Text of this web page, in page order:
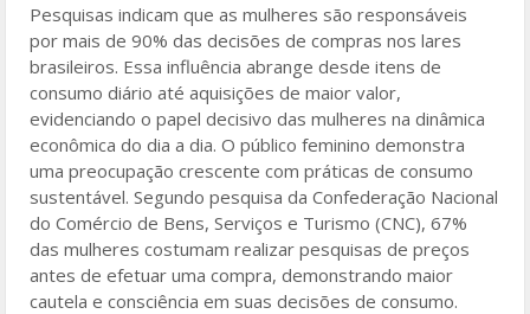
Pesquisas indicam que as mulheres são responsáveis ​​
por mais de 90% das decisões de compras nos lares
brasileiros. Essa influência abrange desde itens de
consumo diário até aquisições de maior valor,
evidenciando o papel decisivo das mulheres na dinâmica
econômica do dia a dia. O público feminino demonstra
uma preocupação crescente com práticas de consumo
sustentável. Segundo pesquisa da Confederação Nacional
do Comércio de Bens, Serviços e Turismo (CNC), 67%
das mulheres costumam realizar pesquisas de preços
antes de efetuar uma compra, demonstrando maior
cautela e consciência em suas decisões de consumo.